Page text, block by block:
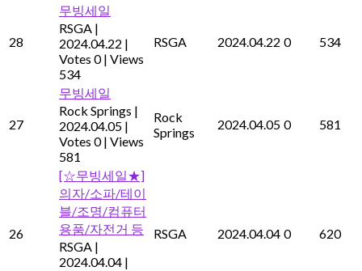
28
무빙세일
RSGA |
2024.04.22 |
Votes 0 | Views
534
RSGA 2024.04.22 0 534
27
무빙세일
Rock Springs |
2024.04.05 |
Votes 0 | Views
581
Rock
Springs
2024.04.05 0 581
26
[☆무빙세일★]
의자/소파/테이
블/조명/컴퓨터
용품/자전거 등
RSGA |
2024.04.04 |
RSGA 2024.04.04 0 620